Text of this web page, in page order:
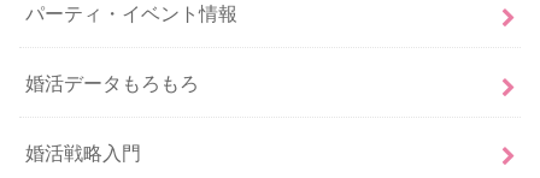
パーティ・イベント情報
婚活データもろもろ
婚活戦略入門